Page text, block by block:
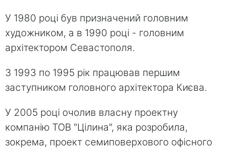
У 1980 році був призначений головним
художником, а в 1990 році - головним
архітектором Севастополя.
З 1993 по 1995 рік працював першим
заступником головного архітектора Києва.
У 2005 році очолив власну проектну
компанію ТОВ "Цілина", яка розробила,
зокрема, проект семиповерхового офісного